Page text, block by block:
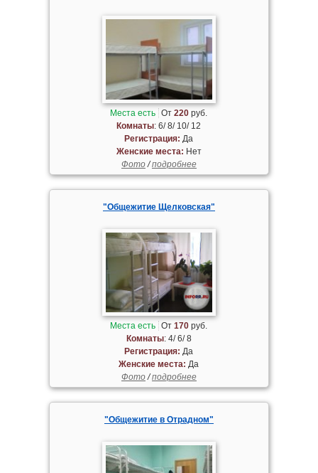
Места есть От220 руб.
Комнаты: 6/ 8/ 10/ 12
Регистрация: Да
Женские места: Нет
Фото/подробнее
"Общежитие Щелковская"
Места есть От170 руб.
Комнаты: 4/ 6/ 8
Регистрация: Да
Женские места: Да
Фото/подробнее
"Общежитие в Отрадном"